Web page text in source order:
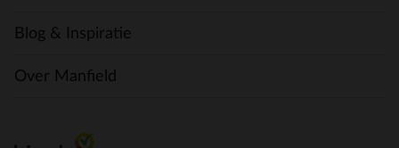
Blog & Inspiratie
Over Manfield